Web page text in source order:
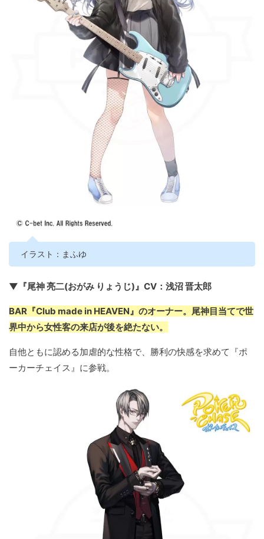
イラスト：まふゆ
▼『尾神 亮二(おがみ りょうじ)』CV：浅沼 晋太郎
BAR『Club made in HEAVEN』のオーナー。尾神目当てで世
界中から女性客の来店が後を絶たない。
自他ともに認める加虐的な性格で、勝利の快感を求めて『ポ
ーカーチェイス』に参戦。